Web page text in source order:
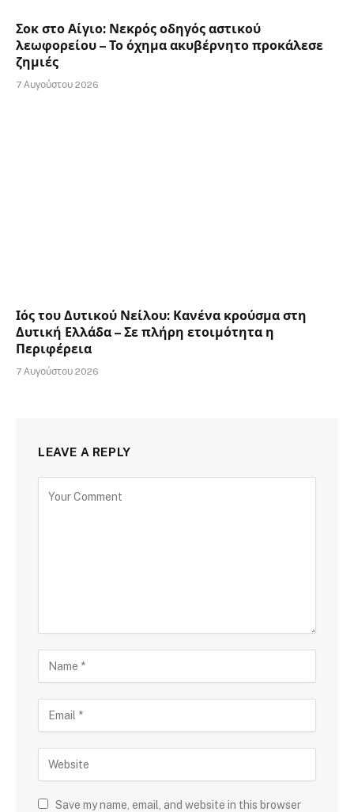
Σοκ στο Αίγιο: Νεκρός οδηγός αστικού
λεωφορείου – Το όχημα ακυβέρνητο προκάλεσε
ζημιές
7 Αυγούστου 2026
Ιός του Δυτικού Νείλου: Κανένα κρούσμα στη
Δυτική Ελλάδα – Σε πλήρη ετοιμότητα η
Περιφέρεια
7 Αυγούστου 2026
LEAVE A REPLY
Save my name, email, and website in this browser